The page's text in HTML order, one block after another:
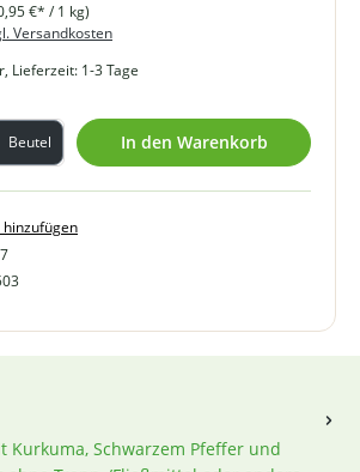
€* / 1 kg)
Versandkosten
Lieferzeit: 1-3 Tage
den gewünschten Wert ein oder benutze die
Beutel In den Warenkorb
Kurkuma, Schwarzem Pfeffer und